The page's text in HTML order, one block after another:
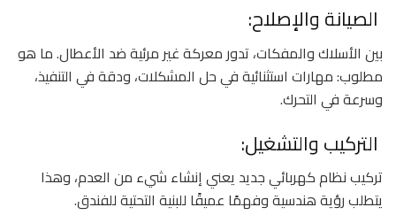
الصيانة والإصلاح:
بين الأسلاك والمفكات، تدور معركة غير مرئية ضد الأعطال. ما هو
مطلوب: مهارات استثنائية في حل المشكلات، ودقة في التنفيذ،
وسرعة في التحرك.
التركيب والتشغيل:
تركيب نظام كهربائي جديد يعني إنشاء شيء من العدم، وهذا
يتطلب رؤية هندسية وفهمًا عميقًا للبنية التحتية للفندق.